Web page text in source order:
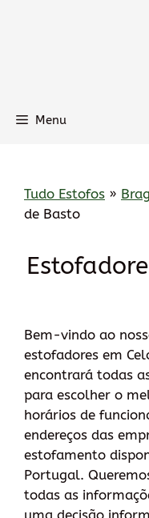
Menu
Tudo Estofos »
de Basto
Bem-vindo ao
estofadores em
encontrará todas
para escolher o
horários de
endereços das
estofamento
Portugal.
todas as
uma decisão